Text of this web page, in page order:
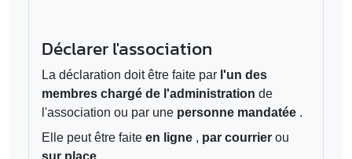
Déclarer l'association
La déclaration doit être faite par l'un des
membres chargé de l'administration de
l'association ou par une personne mandatée .
Elle peut être faite en ligne , par courrier ou
sur place